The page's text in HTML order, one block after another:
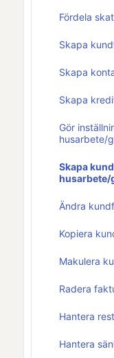
Fördela
Skapa
Skapa
Skapa
Gör
husarbete/
Skapa
husarbete/
Ändra
Kopiera
Makulera
Radera
Hantera
Hantera